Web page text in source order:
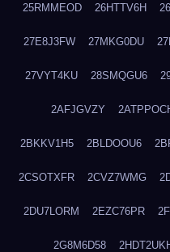
25RMMEOD 26HTTV6H
27E8J3FW 27MKG0DU
27VYT4KU 28SMQGU6
2AFJGVZY
2BKKV1H5 2BLDOOU6
2CSOTXFR 2CVZ7WMG
2DU7LORM 2EZC76PR
2G8M6D58